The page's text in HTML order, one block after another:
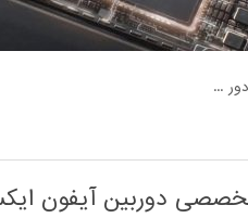
...
دوربین آیفون